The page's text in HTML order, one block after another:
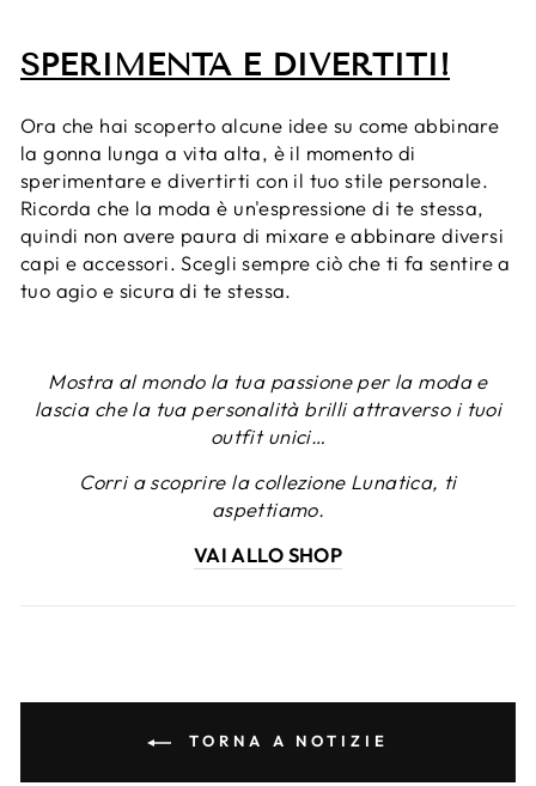
SPERIMENTA E DIVERTITI!
Ora che hai scoperto alcune idee su come abbinare
la gonna lunga a vita alta, è il momento di
sperimentare e divertirti con il tuo stile personale.
Ricorda che la moda è un'espressione di te stessa,
quindi non avere paura di mixare e abbinare diversi
capi e accessori. Scegli sempre ciò che ti fa sentire a
tuo agio e sicura di te stessa.
Mostra al mondo la tua passione per la moda e
lascia che la tua personalità brilli attraverso i tuoi
outfit unici…
Corri a scoprire la collezione Lunatica, ti
aspettiamo.
VAI ALLO SHOP
TORNA A NOTIZIE